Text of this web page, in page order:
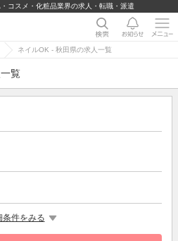
コスメ・化粧品業界の求人・転職・派遣
ネイルOK - 秋田県の求人一覧
覧
条件をみる